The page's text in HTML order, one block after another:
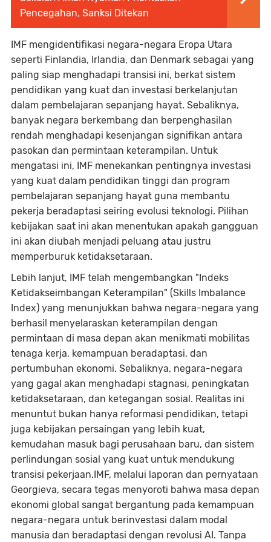
Pencegahan, Sanksi Ditekan
IMF mengidentifikasi negara-negara Eropa Utara
seperti Finlandia, Irlandia, dan Denmark sebagai yang
paling siap menghadapi transisi ini, berkat sistem
pendidikan yang kuat dan investasi berkelanjutan
dalam pembelajaran sepanjang hayat. Sebaliknya,
banyak negara berkembang dan berpenghasilan
rendah menghadapi kesenjangan signifikan antara
pasokan dan permintaan keterampilan. Untuk
mengatasi ini, IMF menekankan pentingnya investasi
yang kuat dalam pendidikan tinggi dan program
pembelajaran sepanjang hayat guna membantu
pekerja beradaptasi seiring evolusi teknologi. Pilihan
kebijakan saat ini akan menentukan apakah gangguan
ini akan diubah menjadi peluang atau justru
memperburuk ketidaksetaraan.
Lebih lanjut, IMF telah mengembangkan "Indeks
Ketidakseimbangan Keterampilan" (Skills Imbalance
Index) yang menunjukkan bahwa negara-negara yang
berhasil menyelaraskan keterampilan dengan
permintaan di masa depan akan menikmati mobilitas
tenaga kerja, kemampuan beradaptasi, dan
pertumbuhan ekonomi. Sebaliknya, negara-negara
yang gagal akan menghadapi stagnasi, peningkatan
ketidaksetaraan, dan ketegangan sosial. Realitas ini
menuntut bukan hanya reformasi pendidikan, tetapi
juga kebijakan persaingan yang lebih kuat,
kemudahan masuk bagi perusahaan baru, dan sistem
perlindungan sosial yang kuat untuk mendukung
transisi pekerjaan.IMF, melalui laporan dan pernyataan
Georgieva, secara tegas menyoroti bahwa masa depan
ekonomi global sangat bergantung pada kemampuan
negara-negara untuk berinvestasi dalam modal
manusia dan beradaptasi dengan revolusi AI. Tanpa